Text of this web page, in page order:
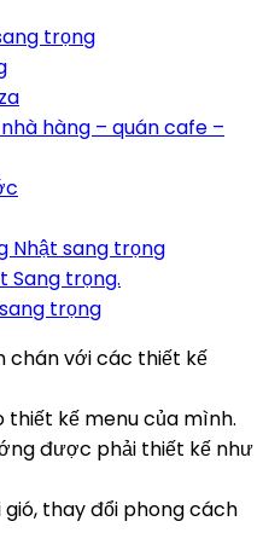
trọng
hàng – quán cafe –
Nhật sang trọng
Sang trọng.
trọng
chán với các thiết kế
kế menu của mình.
được phải thiết kế như
gió, thay đổi phong cách